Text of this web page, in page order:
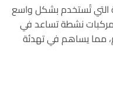
التي تُستخدم بشكل واسع
مركبات نشطة تساعد في
مما يساهم في تهدئة